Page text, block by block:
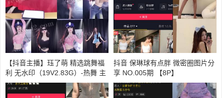
【抖音主播】珏了萌 精选跳舞福
利 无水印（19V2.83G）-热舞 主
播
抖音 保琳球有点胖 微密圈图片分
享 NO.005期 【8P】